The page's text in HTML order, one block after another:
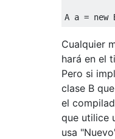
A a = new
Cualquier
hará en el
Pero si
clase B
el
que utilice
usa